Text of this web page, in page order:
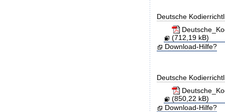
Deutsche
(712,19 kB)
Download-Hilfe?
Deutsche
(850,22 kB)
Download-Hilfe?